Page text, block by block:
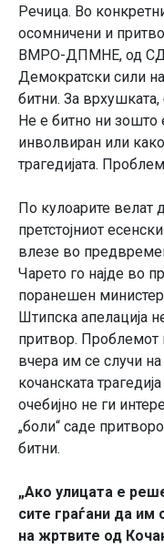
Речица. Во
осомничени и
ВМРО-ДПМНЕ, од
Демократски сили
битни. За
Не е битно ни зошто
инволвиран или
трагедијата.
По кулоарите велат
претстојниот
влезе во
Чарето го најде во
поранешен
Штипска апелација
притвор.
вчера им се случи
кочанската
очебијно не ги
„боли“ саде
битни.
„Ако улицата е
сите граѓани да им
на жртвите од